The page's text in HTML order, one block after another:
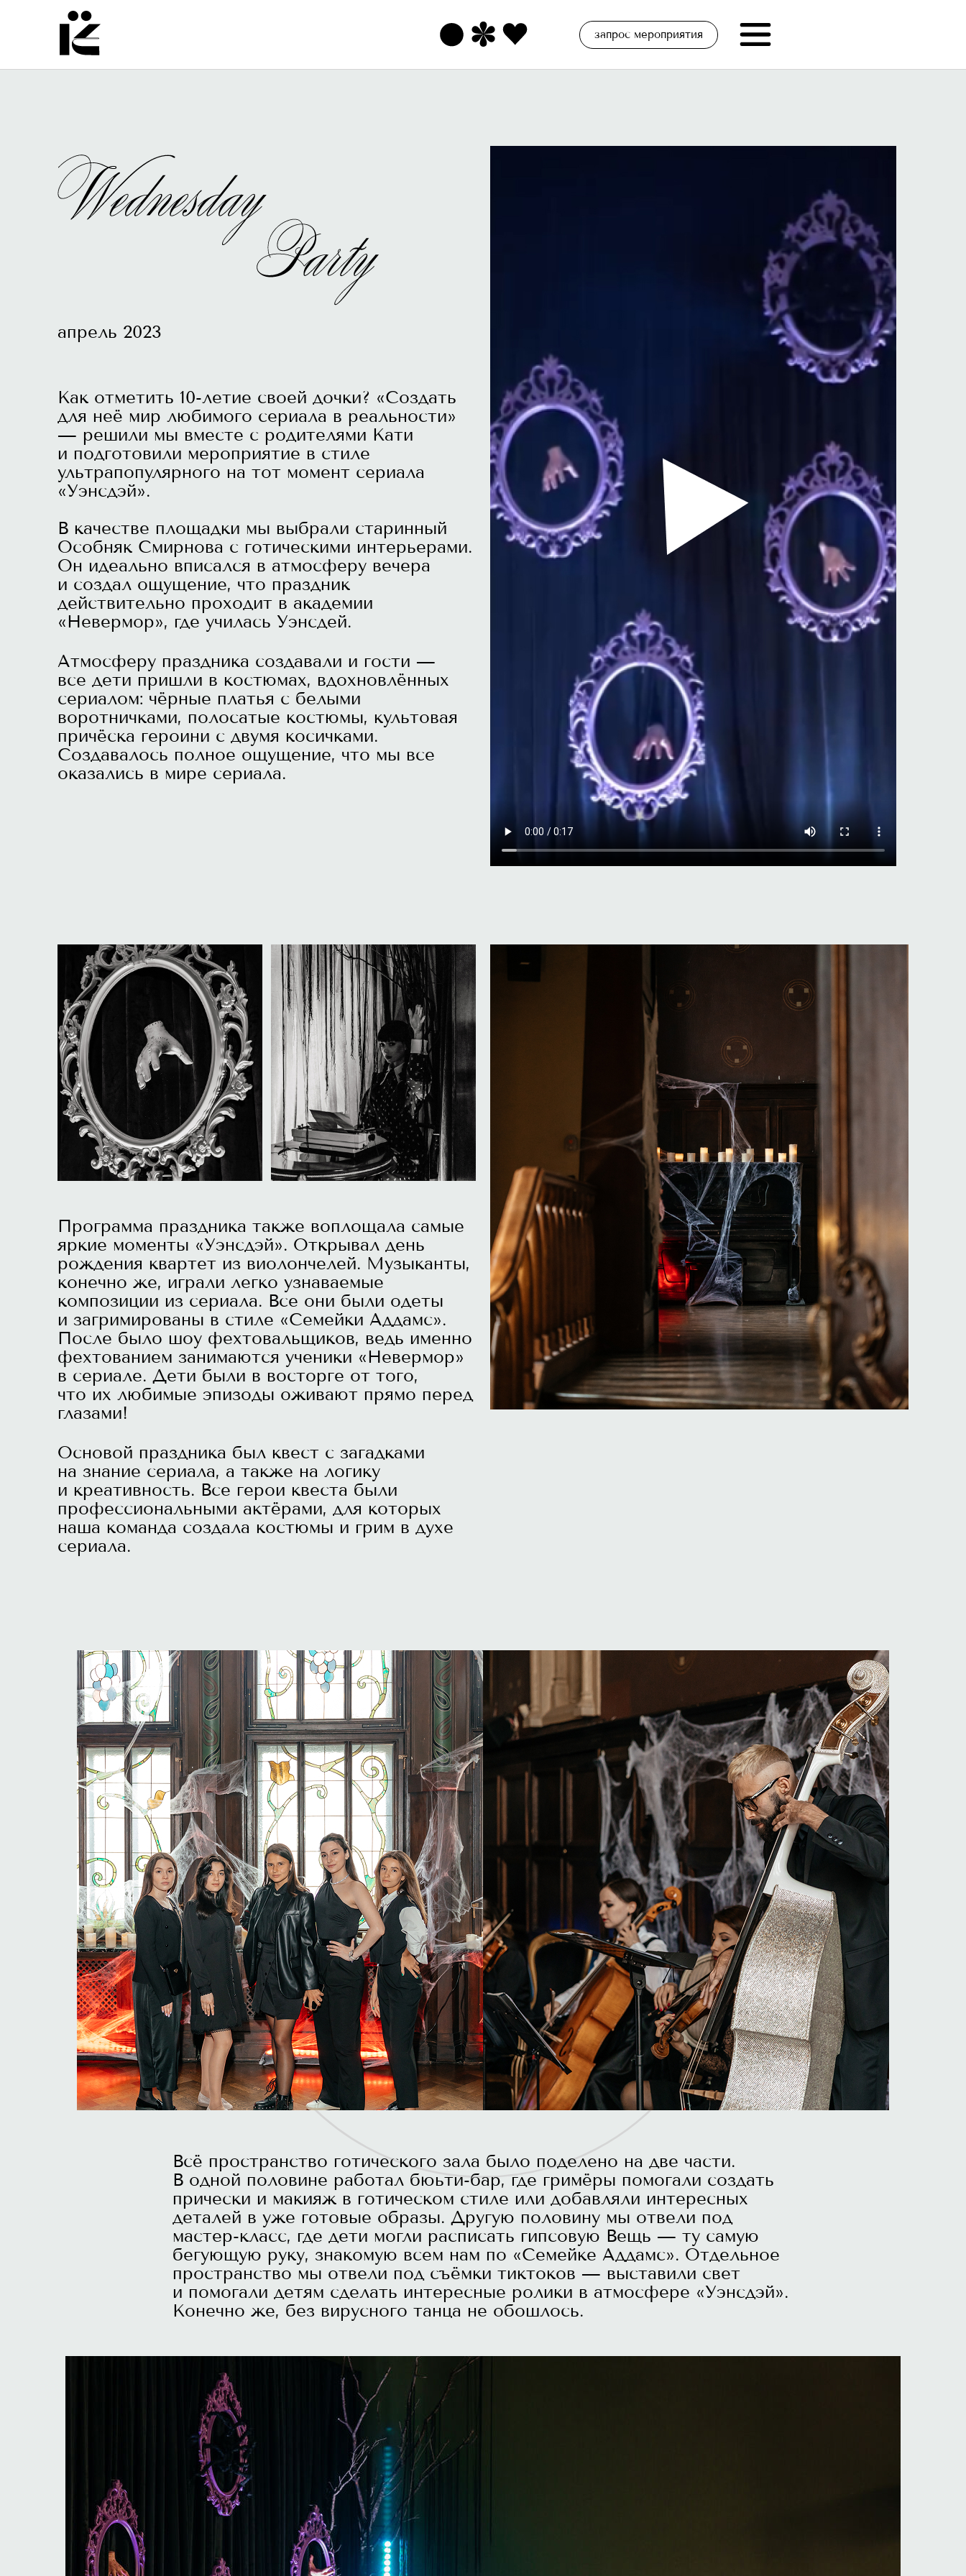
запрос мероприятия
апрель 2023
Как отметить 10-летие своей дочки? «Создать
для неё мир любимого сериала в реальности»
— решили мы вместе с родителями Кати
и подготовили мероприятие в стиле
ультрапопулярного на тот момент сериала
«Уэнсдэй».
В качестве площадки мы выбрали старинный
Особняк Смирнова с готическими интерьерами.
Он идеально вписался в атмосферу вечера
и создал ощущение, что праздник
действительно проходит в академии
«Невермор», где училась Уэнсдей.
Атмосферу праздника создавали и гости —
все дети пришли в костюмах, вдохновлённых
сериалом: чёрные платья с белыми
воротничками, полосатые костюмы, культовая
причёска героини с двумя косичками.
Создавалось полное ощущение, что мы все
оказались в мире сериала.
Программа праздника также воплощала самые
яркие моменты «Уэнсдэй». Открывал день
рождения квартет из виолончелей. Музыканты,
конечно же, играли легко узнаваемые
композиции из сериала. Все они были одеты
и загримированы в стиле «Семейки Аддамс».
После было шоу фехтовальщиков, ведь именно
фехтованием занимаются ученики «Невермор»
в сериале. Дети были в восторге от того,
что их любимые эпизоды оживают прямо перед
глазами!
Основой праздника был квест с загадками
на знание сериала, а также на логику
и креативность. Все герои квеста были
профессиональными актёрами, для которых
наша команда создала костюмы и грим в духе
сериала.
Всё пространство готического зала было поделено на две части.
В одной половине работал бюьти-бар, где гримёры помогали создать
прически и макияж в готическом стиле или добавляли интересных
деталей в уже готовые образы. Другую половину мы отвели под
мастер-класс, где дети могли расписать гипсовую Вещь — ту самую
бегующую руку, знакомую всем нам по «Семейке Аддамс». Отдельное
пространство мы отвели под съёмки тиктоков — выставили свет
и помогали детям сделать интересные ролики в атмосфере «Уэнсдэй».
Конечно же, без вирусного танца не обошлось.